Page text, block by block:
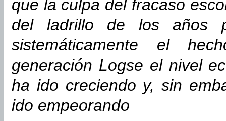
que la culpa del fracaso
del ladrillo de los años
sistemáticamente el
generación Logse el nivel
ha ido creciendo y, sin
ido empeorando